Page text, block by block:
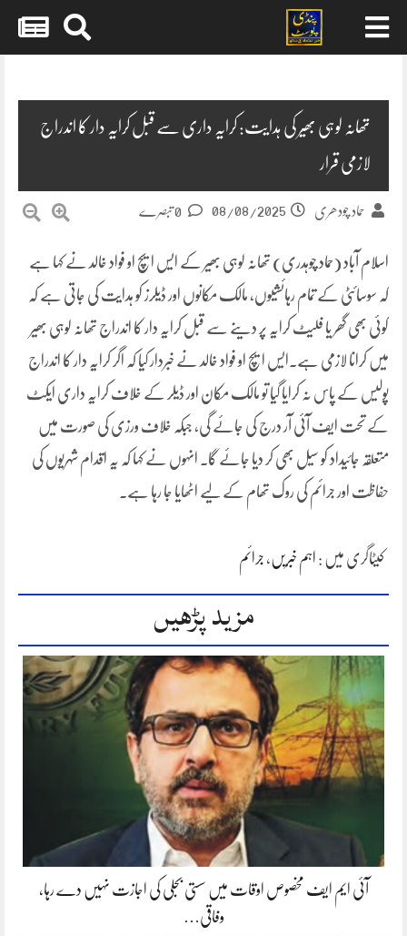
تھانہ لوہی بھیر کی ہدایت: کرایہ داری سے قبل کرایہ دار کا اندراج
لازمی قرار
حماد چودھری 08/08/2025
اسلام آباد (حماد چوہدری) تھانہ لوہی بھیر کے ایس ایچ او فواد خالد نے کہا ہے
کہ سوسائٹی کے تمام رہائشیوں، مالک مکانوں اور ڈیلرز کو ہدایت کی جاتی ہے کہ
کوئی بھی گھر یا فلیٹ کرایہ پر دینے سے قبل کرایہ دار کا اندراج تھانہ لوہی بھیر
میں کرانا لازمی ہے۔ایس ایچ او فواد خالد نے خبردار کیا کہ اگر کرایہ دار کا اندراج
پولیس کے پاس نہ کرایا گیا تو مالک مکان اور ڈیلر کے خلاف کرایہ داری ایکٹ
کے تحت ایف آئی آر درج کی جائے گی، جبکہ خلاف ورزی کی صورت میں
متعلقہ جائیداد کو سیل بھی کر دیا جائے گا۔ انہوں نے کہا کہ یہ اقدام شہریوں کی
حفاظت اور جرائم کی روک تھام کے لیے اٹھایا جا رہا ہے۔
کیٹاگری میں : اہم خبریں ، جرائم
مزید پڑھیں
آئی ایم ایف مخصوص اوقات میں سستی بجلی کی اجازت نہیں دے رہا،
وفاقی…